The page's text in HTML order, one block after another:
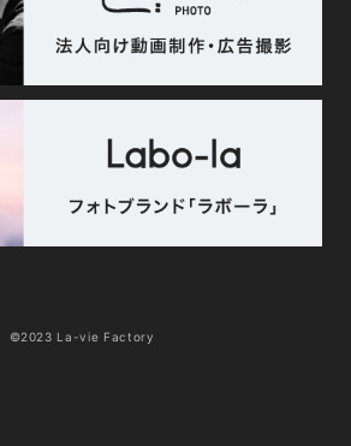
©2023 La-vie Factory